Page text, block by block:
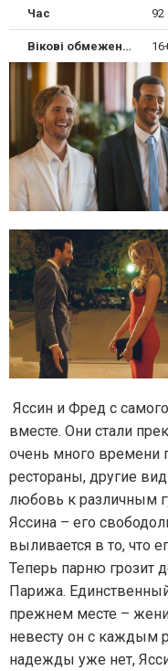
Час 92
Вікові обмеження
Яссин и Фред с
вместе. Они стали
очень много времени
рестораны, другие
любовь к различным
Яссина – его
выливается в то, что
Теперь парню грозит
Парижа.
прежнем месте –
невесту он с каждым
надежды уже нет,